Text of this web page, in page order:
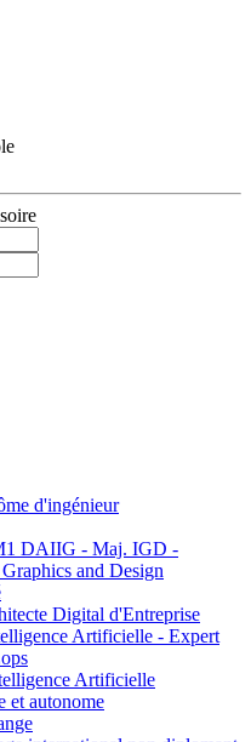
d'ingénieur
DAIIG - Maj. IGD -
and Design
Digital d'Entreprise
Artificielle - Expert
Artificielle
et autonome